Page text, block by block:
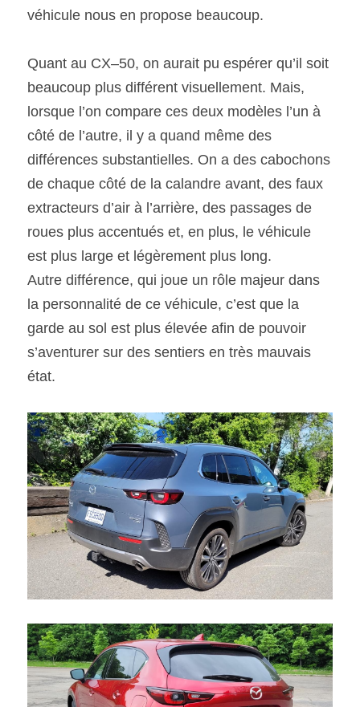
véhicule nous en propose beaucoup.
Quant au CX–50, on aurait pu espérer qu’il soit
beaucoup plus différent visuellement. Mais,
lorsque l’on compare ces deux modèles l’un à
côté de l’autre, il y a quand même des
différences substantielles. On a des cabochons
de chaque côté de la calandre avant, des faux
extracteurs d’air à l’arrière, des passages de
roues plus accentués et, en plus, le véhicule
est plus large et légèrement plus long.
Autre différence, qui joue un rôle majeur dans
la personnalité de ce véhicule, c’est que la
garde au sol est plus élevée afin de pouvoir
s’aventurer sur des sentiers en très mauvais
état.